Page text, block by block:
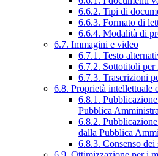
6.6.2. Tipi di
6.6.3. Formato di
6.6.4. Modalità di
6.7. Immagini e video
6.7.1. Testo
6.7.2. Sottotitoli per
6.7.3. Trascrizioni
6.8. Proprietà intellettuale
6.8.1.
Pubblica
6.8.2.
dalla Pubblica
6.8.3. Consenso